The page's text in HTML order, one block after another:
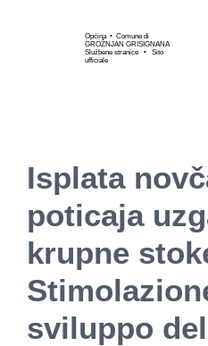
Općina • Comune di
GROŽNJAN GRISIGNANA
Službene stranice • Sito
ufficiale
Isplata
poticaja
krupne
sviluppo